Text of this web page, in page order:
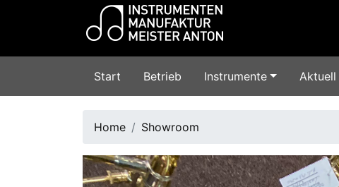
Start Betrieb Instrumente Aktuell
Home Showroom